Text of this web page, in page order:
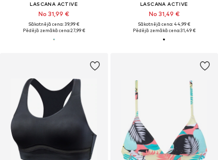
LASCANA ACTIVE
No 31,99 €
Sākotnējā cena: 39,99 €
Pēdējā zemākā cena:27,99 €
LASCANA ACTIVE
No 31,49 €
Sākotnējā cena: 44,99 €
Pēdējā zemākā cena:31,49 €